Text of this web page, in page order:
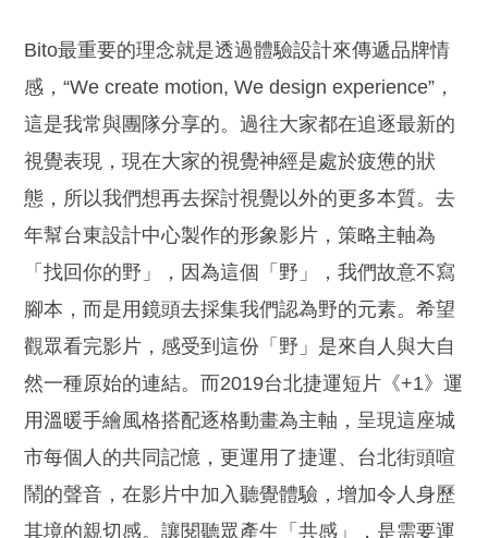
Bito最重要的理念就是透過體驗設計來傳遞品牌情
感，“We create motion, We design experience”，
這是我常與團隊分享的。過往大家都在追逐最新的
視覺表現，現在大家的視覺神經是處於疲憊的狀
態，所以我們想再去探討視覺以外的更多本質。去
年幫台東設計中心製作的形象影片，策略主軸為
「找回你的野」，因為這個「野」，我們故意不寫
腳本，而是用鏡頭去採集我們認為野的元素。希望
觀眾看完影片，感受到這份「野」是來自人與大自
然一種原始的連結。而2019台北捷運短片《+1》運
用溫暖手繪風格搭配逐格動畫為主軸，呈現這座城
市每個人的共同記憶，更運用了捷運、台北街頭喧
鬧的聲音，在影片中加入聽覺體驗，增加令人身歷
其境的親切感。讓閱聽眾產生「共感」，是需要運